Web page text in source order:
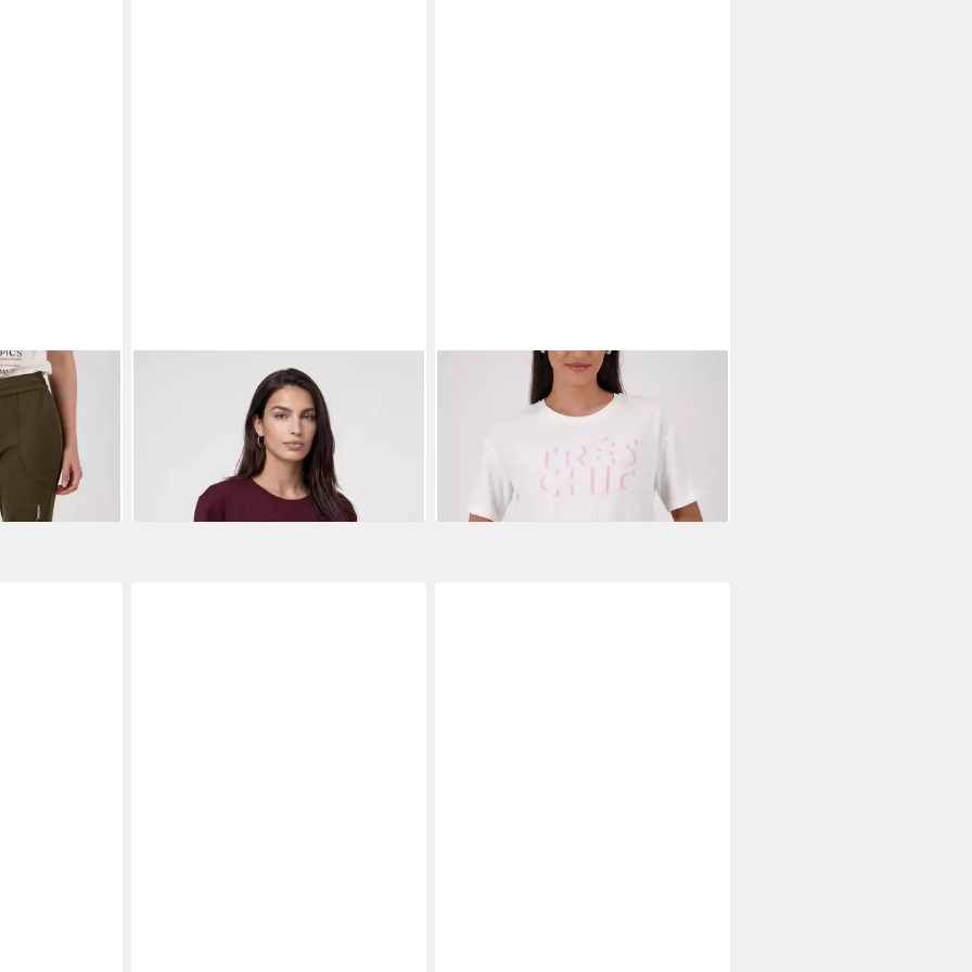
mit
T-Shirt Shirt Voilá Regular
fit mit Rundhalsausschnitt
Rundhalsshirt mit
Buchstabenprint